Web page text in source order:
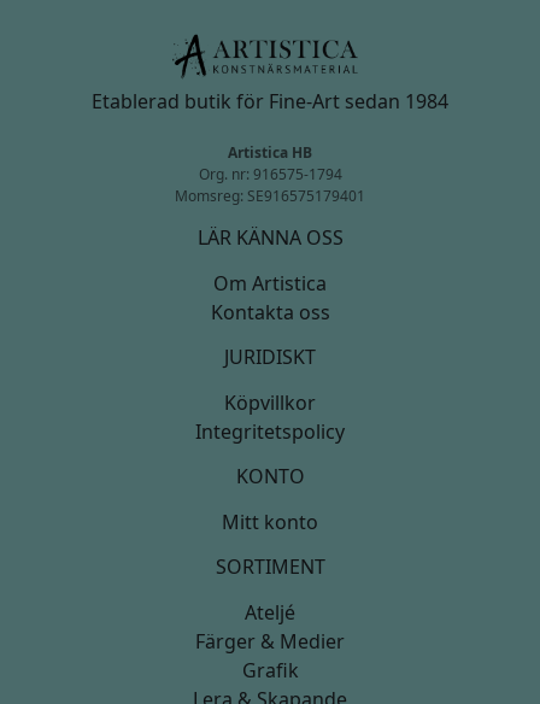
Etablerad butik för Fine-Art sedan 1984
Artistica HB
Org. nr: 916575-1794
Momsreg: SE916575179401
LÄR KÄNNA OSS
Om Artistica
Kontakta oss
JURIDISKT
Köpvillkor
Integritetspolicy
KONTO
Mitt konto
SORTIMENT
Ateljé
Färger & Medier
Grafik
Lera & Skapande